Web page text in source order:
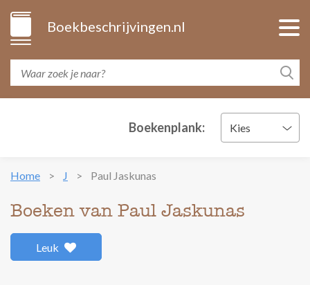
Boekbeschrijvingen.nl
Boekenplank: Kies
Home J Paul Jaskunas
Boeken van Paul Jaskunas
Leuk